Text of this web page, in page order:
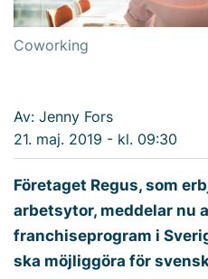
Coworking
Av: Jenny Fors
21. maj. 2019 - kl. 09:30
Företaget Regus, som
arbetsytor, meddelar nu
franchiseprogram i
ska möjliggöra för